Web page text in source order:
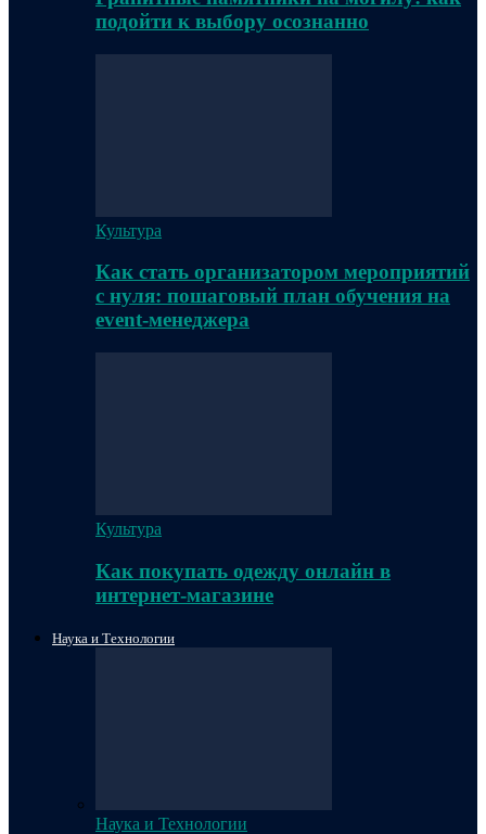
подойти к выбору осознанно
Культура
Как стать организатором мероприятий
с нуля: пошаговый план обучения на
event-менеджера
Культура
Как покупать одежду онлайн в
интернет-магазине
Наука и Технологии
Наука и Технологии